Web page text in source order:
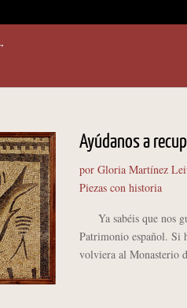
Ayúdanos a
por Gloria Martínez
Piezas con historia
Ya sabéis que nos
Patrimonio español. Si
volviera al Monasterio